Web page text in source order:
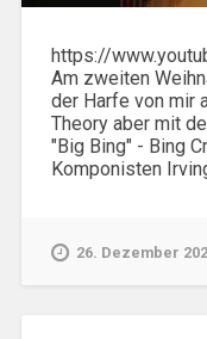
https://
Am zweiten
der Harfe von mir
Theory aber mit
"Big Bing" - Bing
Komponisten
26. Dezember